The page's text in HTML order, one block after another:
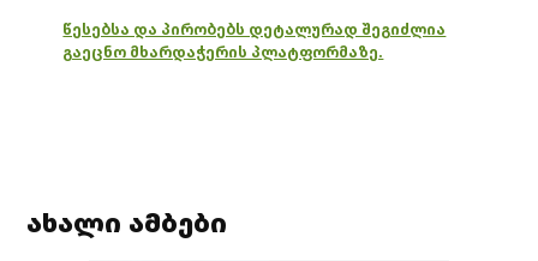
წესებსა და პირობებს დეტალურად შეგიძლია
გაეცნო მხარდაჭერის პლატფორმაზე.
ახალი ამბები